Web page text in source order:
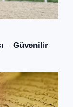
– Güvenilir